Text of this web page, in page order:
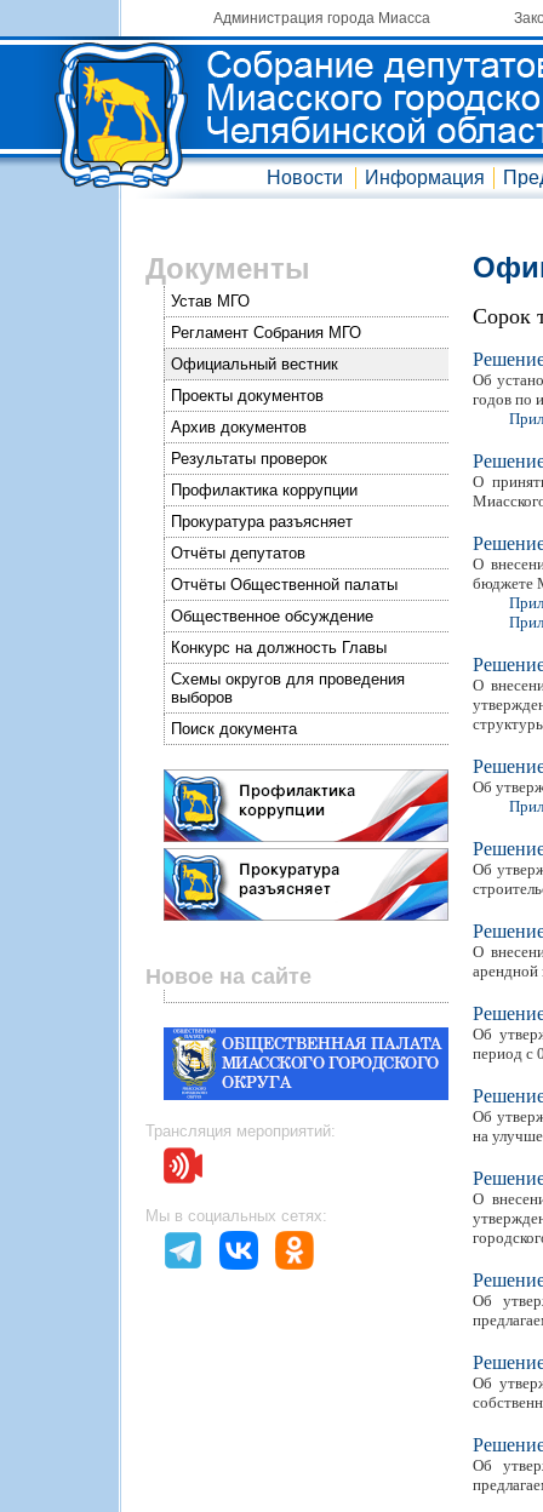
Администрация города Миасса
Новости Информация
Документы
Устав МГО
Регламент Собрания МГО
Официальный вестник
Проекты документов
Архив документов
Результаты проверок
Профилактика коррупции
Прокуратура разъясняет
Отчёты депутатов
Отчёты Общественной палаты
Общественное обсуждение
Конкурс на должность Главы
Схемы округов для проведения
выборов
Поиск документа
Новое на сайте
Трансляция мероприятий:
Мы в социальных сетях:
Сорок
Об
годов по
О
О
бюджете
О
Об
Об
О
арендной
Об
период с
Об
на
О
Об
Об
Об